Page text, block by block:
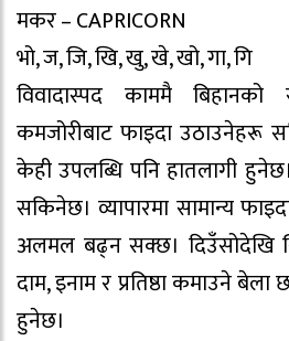
मकर – CAPRICORN
भो, ज, जि, खि, खु, खे, खो, गा, गि
विवादास्पद काममै
कमजोरीबाट फाइदा उठाउनेहरू
केही उपलब्धि पनि हातलागी
सकिनेछ। व्यापारमा सामान्य
अलमल बढ्न सक्छ। दिउँसोदेखि
दाम, इनाम र प्रतिष्ठा कमाउने
हुनेछ।